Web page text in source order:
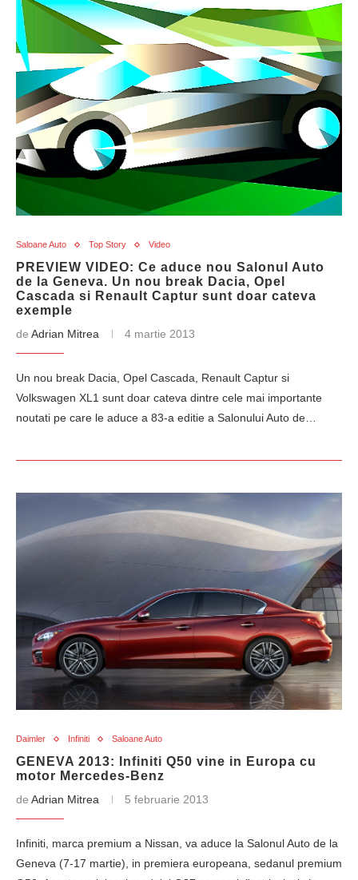
Saloane Auto Top Story Video
PREVIEW VIDEO: Ce aduce nou Salonul Auto
de la Geneva. Un nou break Dacia, Opel
Cascada si Renault Captur sunt doar cateva
exemple
de Adrian Mitrea 4 martie 2013
Un nou break Dacia, Opel Cascada, Renault Captur si
Volkswagen XL1 sunt doar cateva dintre cele mai importante
noutati pe care le aduce a 83-a editie a Salonului Auto de…
Daimler Infiniti Saloane Auto
GENEVA 2013: Infiniti Q50 vine in Europa cu
motor Mercedes-Benz
de Adrian Mitrea 5 februarie 2013
Infiniti, marca premium a Nissan, va aduce la Salonul Auto de la
Geneva (7-17 martie), in premiera europeana, sedanul premium